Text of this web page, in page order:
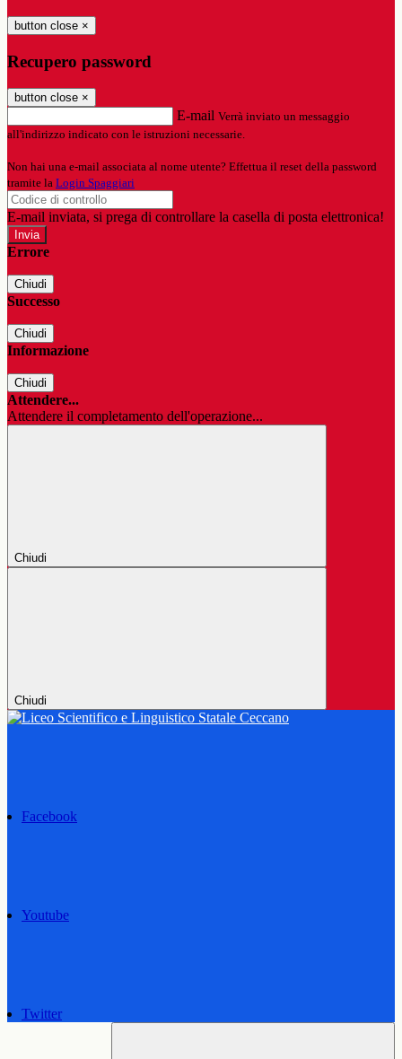
button close ×
Recupero password
button close ×
E-mail Verrà inviato un messaggio
all'indirizzo indicato con le istruzioni necessarie.
Non hai una e-mail associata al nome utente? Effettua il reset della password
tramite la Login Spaggiari
E-mail inviata, si prega di controllare la casella di posta elettronica!
Errore
Chiudi
Successo
Chiudi
Informazione
Chiudi
Attendere...
Attendere il completamento dell'operazione...
Chiudi
Chiudi
Facebook
Youtube
Twitter